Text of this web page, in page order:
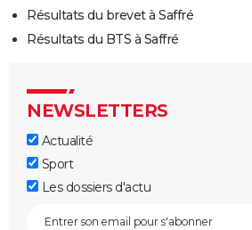
Résultats du brevet à Saffré
Résultats du BTS à Saffré
NEWSLETTERS
Actualité
Sport
Les dossiers d'actu